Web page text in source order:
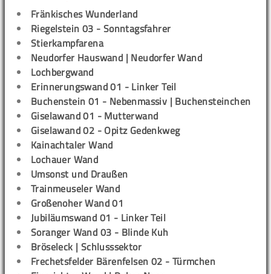
Fränkisches Wunderland
Riegelstein 03 - Sonntagsfahrer
Stierkampfarena
Neudorfer Hauswand | Neudorfer Wand
Lochbergwand
Erinnerungswand 01 - Linker Teil
Buchenstein 01 - Nebenmassiv | Buchensteinchen
Giselawand 01 - Mutterwand
Giselawand 02 - Opitz Gedenkweg
Kainachtaler Wand
Lochauer Wand
Umsonst und Draußen
Trainmeuseler Wand
Großenoher Wand 01
Jubiläumswand 01 - Linker Teil
Soranger Wand 03 - Blinde Kuh
Bröseleck | Schlusssektor
Frechetsfelder Bärenfelsen 02 - Türmchen